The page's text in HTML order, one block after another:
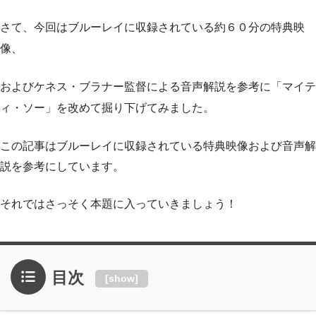
さて、今回はブルーレイに収録されている約６０分の特典映
像、
およびケネス・ブラナー監督による音声解説を参考に「マイテ
ィ・ソー」を改めて掘り下げてみました。
この記事はブルーレイに収録されている特典映像および音声解
説を参考にしています。
それではさっそく本題に入っていきましょう！
目次 [show]